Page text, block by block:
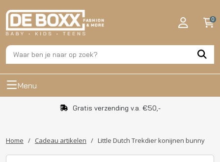
0
Menu
Gratis verzending v.a. €50,-
Home / Cadeau artikelen / Little Dutch Trekdier konijnen bunny